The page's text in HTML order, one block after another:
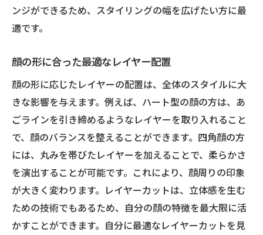
ンジができるため、スタイリングの幅を広げたい方に最
適です。
顔の形に合った最適なレイヤー配置
顔の形に応じたレイヤーの配置は、全体のスタイルに大
きな影響を与えます。例えば、ハート型の顔の方は、あ
ごラインを引き締めるようなレイヤーを取り入れること
で、顔のバランスを整えることができます。四角顔の方
には、丸みを帯びたレイヤーを加えることで、柔らかさ
を演出することが可能です。これにより、顔周りの印象
が大きく変わります。レイヤーカットは、立体感を生む
ための技術でもあるため、自分の顔の特徴を最大限に活
かすことができます。自分に最適なレイヤーカットを見